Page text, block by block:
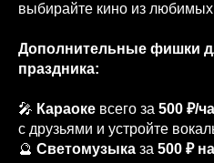
выбирайте кино из любимых
Дополнительные фишки
праздника:
🎤 Караоке всего за 500 ₽/
с друзьями и устройте
🔮 Светомузыка за 500 ₽